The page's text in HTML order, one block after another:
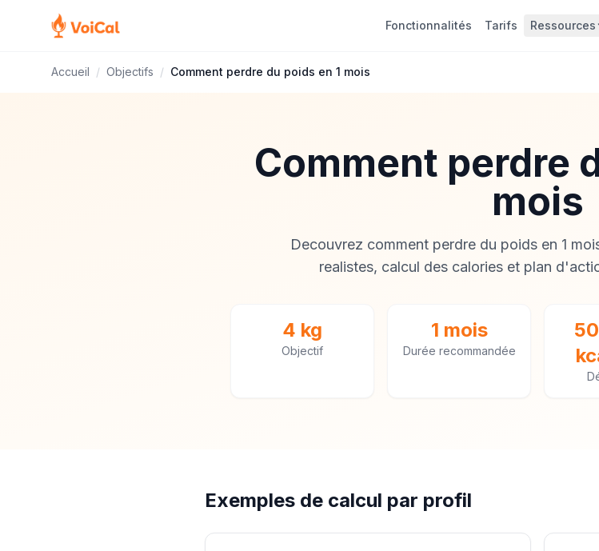
Fonctionnalités Tarifs Ressources
Accueil / Objectifs / Comment perdre du poids en 1 mois
Comment perdre
mois
Decouvrez comment perdre du poids en 1
realistes, calcul des calories et plan
4 kg
Objectif
1 mois
Durée recommandée
Exemples de calcul par profil